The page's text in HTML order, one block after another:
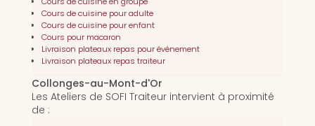
Cours de cuisine pour adulte
Cours de cuisine pour enfant
Cours pour macaron
Livraison plateaux repas pour événement
Livraison plateaux repas traiteur
Collonges-au-Mont-d'Or
Les Ateliers de SOFI Traiteur intervient à proximité
de :